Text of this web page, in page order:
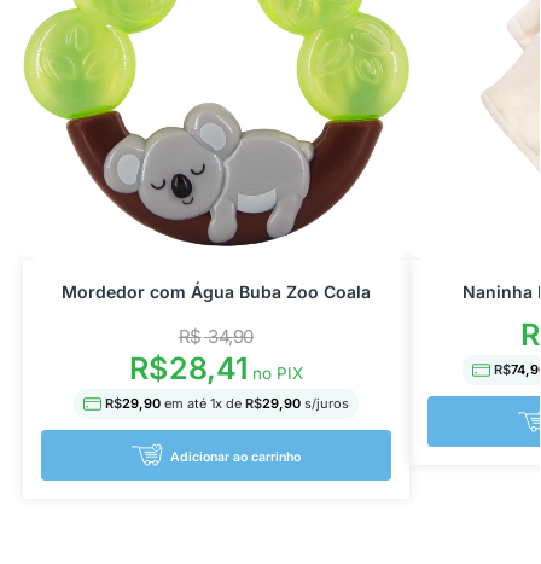
Mordedor com Água Buba Zoo Coala
R$34,90
R$28,41 no PIX
R$29,90 em até 1x de R$29,90s/juros
Adicionar ao carrinho
Naninha
R$